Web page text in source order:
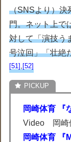
（SNSより）決
門。ネット上で
対して「演技う
号泣回」「壮絶
51 52
岡崎体育 『
Video 岡崎
岡崎体育 『